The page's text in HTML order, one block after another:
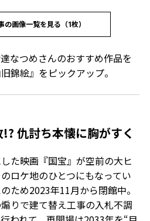
の画像一覧を見る（1枚）
なつめさんのおすすめ作品を
錦絵』をピックアップ。
仇討ち本懐に胸がすく
た映画『国宝』が空前の大ヒ
ロケ地のひとつにもなってい
ため2023年11月から閉館中。
りで建て替え工事の入札不調